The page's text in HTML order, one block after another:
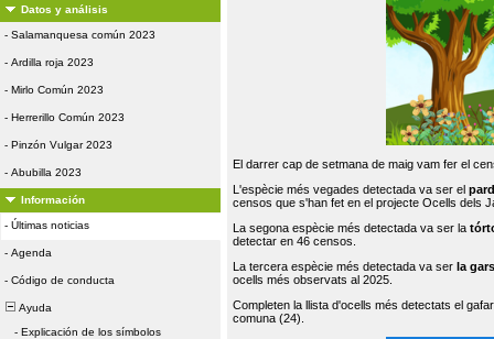
Datos y análisis
- Salamanquesa común 2023
- Ardilla roja 2023
- Mirlo Común 2023
- Herrerillo Común 2023
- Pinzón Vulgar 2023
- Abubilla 2023
Información
- Últimas noticias
- Agenda
- Código de conducta
Ayuda
- Explicación de los símbolos
El darrer cap de setmana de maig vam fer el
L'espècie més vegades detectada va ser el
censos que s'han fet en el projecte Ocells dels
La segona espècie més detectada va ser la
detectar en 46 censos.
La tercera espècie més detectada va ser la
ocells més observats al 2025.
Completen la llista d'ocells més detectats el
comuna (24).